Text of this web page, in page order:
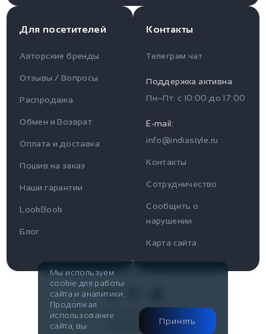
Контакты
Часы работы поддержки
Пн-Пт c 10:00 до 17:00
Telegram
E-mail
info@indiastyle.ru
Для пользователя
Информация
Наши гарантии
Контакты
Публичная оферта
Look Book
Мы используем
cookie для работы
сайта и аналитики.
Продолжая
использование
сайта, вы
Принять
Для посетителей
Авторские бренды
Отзывы / Вопросы
Распродажа
Обмен и Возврат
Оплата и доставка
Пошив на заказ
Наши гарантии
LookBook
Блог
Контакты
Телеграм чат
Поддержка активна
Пн–Пт: с 10:00 до 17:00
E-mail:
info@indiastyle.ru
Контакты
Сотрудничество
Сообщить о
нарушении
Карта сайта
© 2007-2026
Публичная оферта
Made in Flow